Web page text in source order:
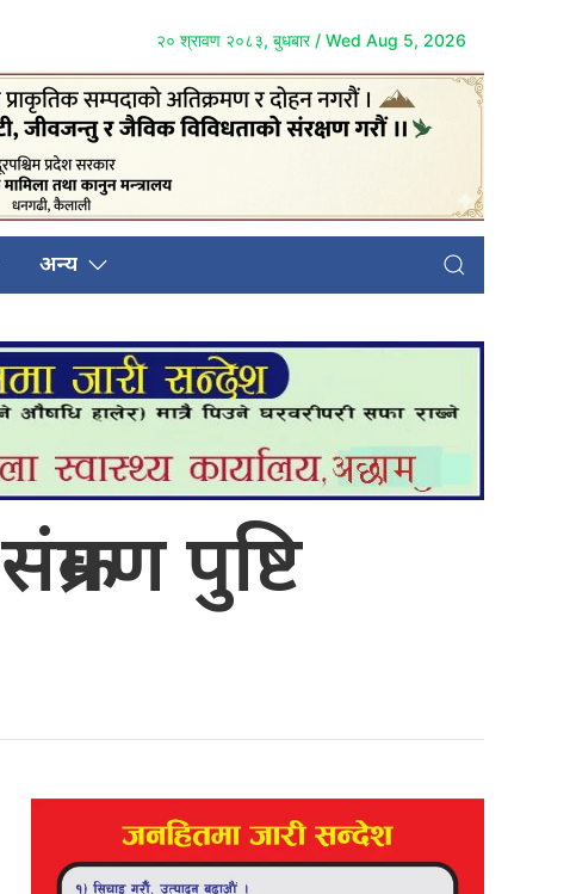
२० श्रावण २०८३, बुधबार / Wed Aug 5, 2026
अन्य
पुष्टि